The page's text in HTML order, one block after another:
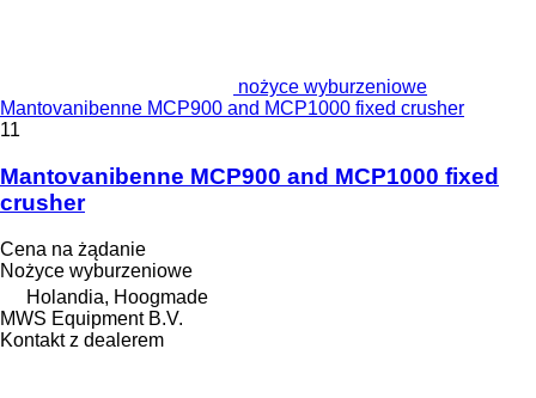
nożyce wyburzeniowe
Mantovanibenne MCP900 and MCP1000 fixed crusher
11
Mantovanibenne MCP900 and MCP1000 fixed
crusher
Cena na żądanie
Nożyce wyburzeniowe
Holandia, Hoogmade
MWS Equipment B.V.
Kontakt z dealerem